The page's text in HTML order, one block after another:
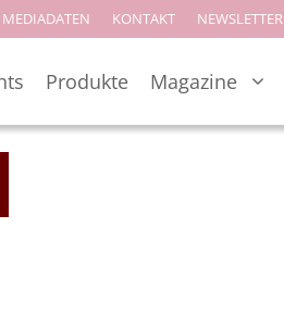
MEDIADATEN KONTAKT NEWSLETTER
Produkte Magazine